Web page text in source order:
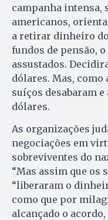
campanha intensa,
americanos,
a retirar dinheiro
fundos de pensão,
assustados.
dólares. Mas,
suíços desabaram
dólares.
As organizações
negociações em
sobreviventes do
“Mas assim que os
“liberaram o
como que por
alcançado o